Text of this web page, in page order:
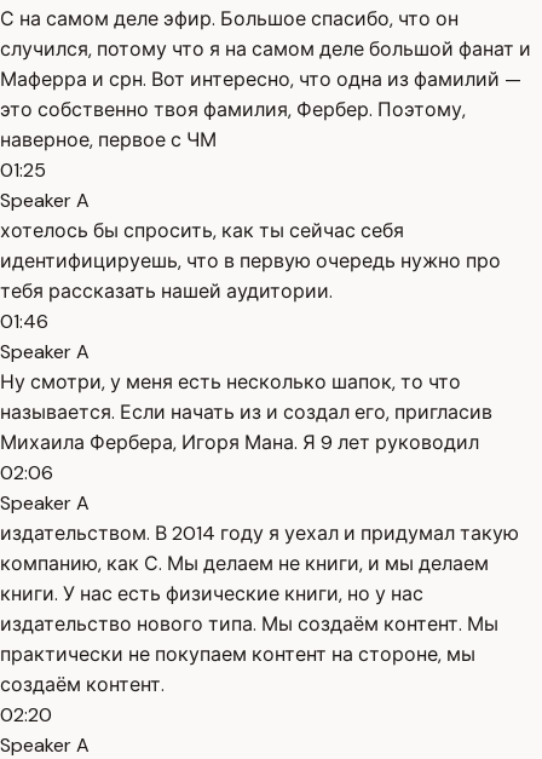
С на самом деле эфир. Большое спасибо, что он
случился, потому что я на самом деле большой фанат и
Маферра и срн. Вот интересно, что одна из фамилий —
это собственно твоя фамилия, Фербер. Поэтому,
наверное, первое с ЧМ
01:25
Speaker A
хотелось бы спросить, как ты сейчас себя
идентифицируешь, что в первую очередь нужно про
тебя рассказать нашей аудитории.
01:46
Speaker A
Ну смотри, у меня есть несколько шапок, то что
называется. Если начать из и создал его, пригласив
Михаила Фербера, Игоря Мана. Я 9 лет руководил
02:06
Speaker A
издательством. В 2014 году я уехал и придумал такую
компанию, как С. Мы делаем не книги, и мы делаем
книги. У нас есть физические книги, но у нас
издательство нового типа. Мы создаём контент. Мы
практически не покупаем контент на стороне, мы
создаём контент.
02:20
Speaker A